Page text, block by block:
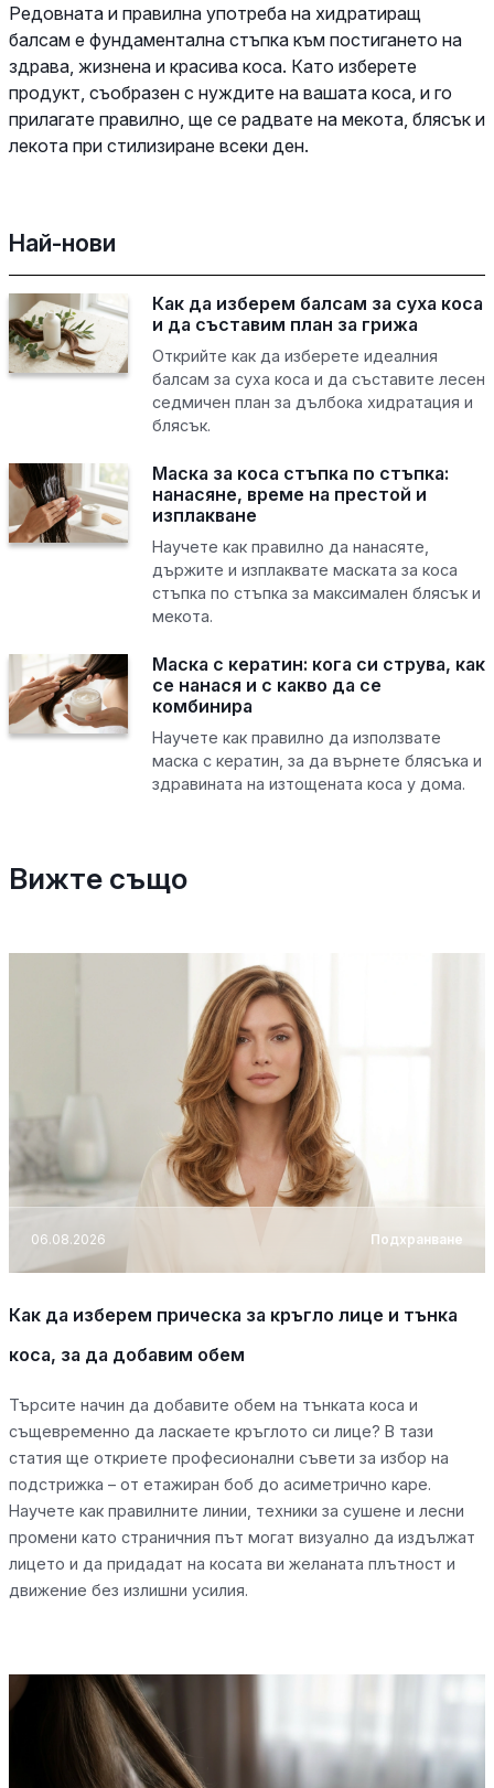
Редовната и правилна употреба на хидратиращ
балсам е фундаментална стъпка към постигането на
здрава, жизнена и красива коса. Като изберете
продукт, съобразен с нуждите на вашата коса, и го
прилагате правилно, ще се радвате на мекота, блясък и
лекота при стилизиране всеки ден.
Най-нови
Как да изберем балсам за суха коса
и да съставим план за грижа
Открийте как да изберете идеалния
балсам за суха коса и да съставите лесен
седмичен план за дълбока хидратация и
блясък.
Маска за коса стъпка по стъпка:
нанасяне, време на престой и
изплакване
Научете как правилно да нанасяте,
държите и изплаквате маската за коса
стъпка по стъпка за максимален блясък и
мекота.
Маска с кератин: кога си струва, как
се нанася и с какво да се
комбинира
Научете как правилно да използвате
маска с кератин, за да върнете блясъка и
здравината на изтощената коса у дома.
Вижте също
06.08.2026 Подхранване
Как да изберем прическа за кръгло лице и тънка
коса, за да добавим обем
Търсите начин да добавите обем на тънката коса и
същевременно да ласкаете кръглото си лице? В тази
статия ще откриете професионални съвети за избор на
подстрижка – от етажиран боб до асиметрично каре.
Научете как правилните линии, техники за сушене и лесни
промени като страничния път могат визуално да издължат
лицето и да придадат на косата ви желаната плътност и
движение без излишни усилия.